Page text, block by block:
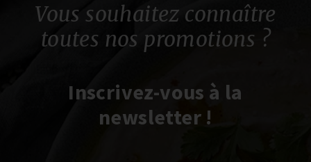
Vous souhaitez connaître
toutes nos promotions ?
Inscrivez-vous à la
newsletter !